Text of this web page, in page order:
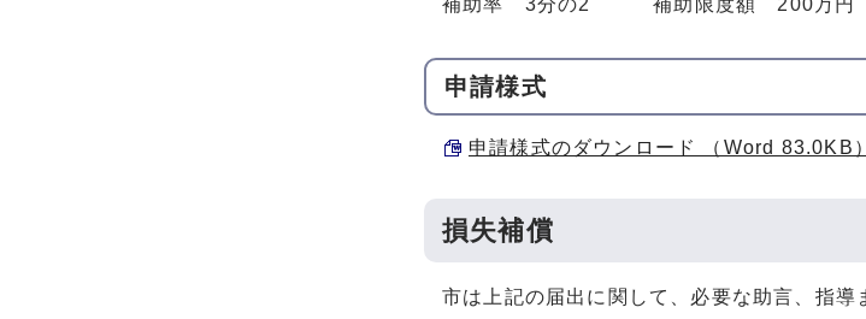
補助率 3分の2 補助限度額 200万円
申請様式
申請様式のダウンロード （Word 83.0KB）
損失補償
市は上記の届出に関して、必要な助言、指